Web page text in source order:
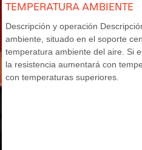
TEMPERATURA AMBIENTE
Descripción y operación
ambiente, situado en el soporte
temperatura ambiente del aire. Si
la resistencia aumentará con
con temperaturas superiores.